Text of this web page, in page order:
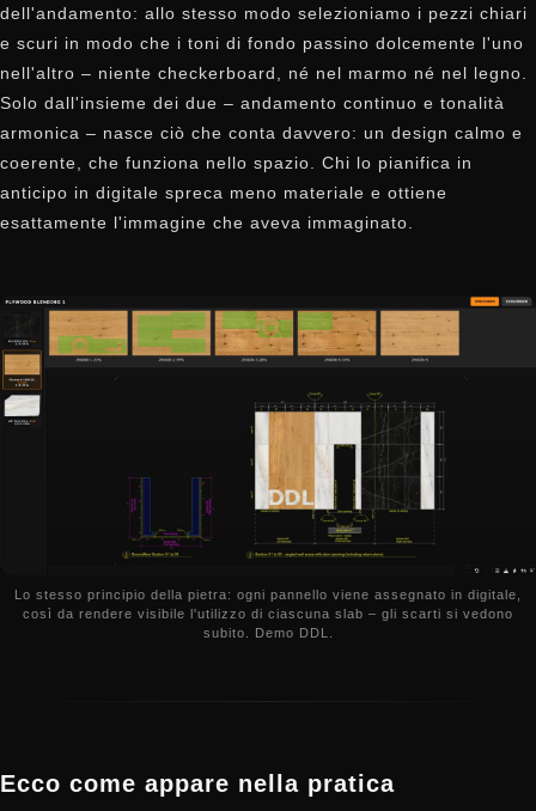
dell'andamento: allo stesso modo selezioniamo i pezzi chiari
e scuri in modo che i toni di fondo passino dolcemente l'uno
nell'altro – niente checkerboard, né nel marmo né nel legno.
Solo dall'insieme dei due – andamento continuo e tonalità
armonica – nasce ciò che conta davvero: un design calmo e
coerente, che funziona nello spazio. Chi lo pianifica in
anticipo in digitale spreca meno materiale e ottiene
esattamente l'immagine che aveva immaginato.
Lo stesso principio della pietra: ogni pannello viene assegnato in digitale,
così da rendere visibile l'utilizzo di ciascuna slab – gli scarti si vedono
subito. Demo DDL.
Ecco come appare nella pratica